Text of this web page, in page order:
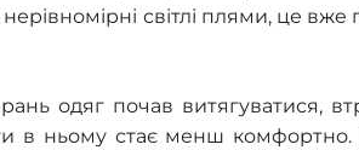
світлі плями, це
одяг почав витягуватися,
в ньому стає менш комфортно.